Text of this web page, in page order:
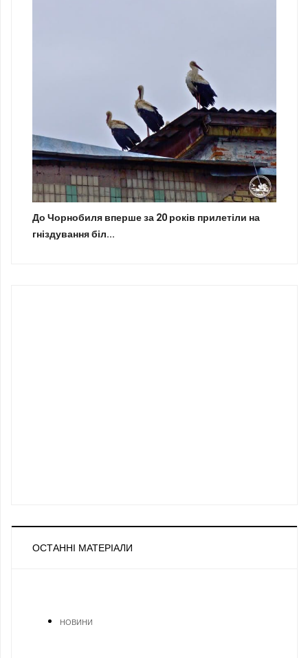
До Чорнобиля вперше за 20 років прилетіли на
гніздування біл...
ОСТАННІ МАТЕРІАЛИ
НОВИНИ